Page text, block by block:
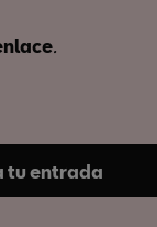
.
tu entrada